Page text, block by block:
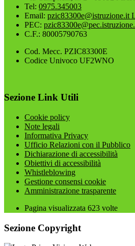
Tel: 0975.345003
Email: pzic83300e@istruzione.it
PEC:
C.F.: 80005790763
Cod. Mecc. PZIC83300E
Codice Univoco UF2WNO
Sezione Link Utili
Cookie policy
Note legali
Informativa Privacy
Ufficio Relazioni con il Pubblico
Dichiarazione di accessibilità
Obiettivi di accessibilità
Whistleblowing
Gestione consensi cookie
Amministrazione trasparente
Pagina visualizzata 623 volte
Sezione Copyright